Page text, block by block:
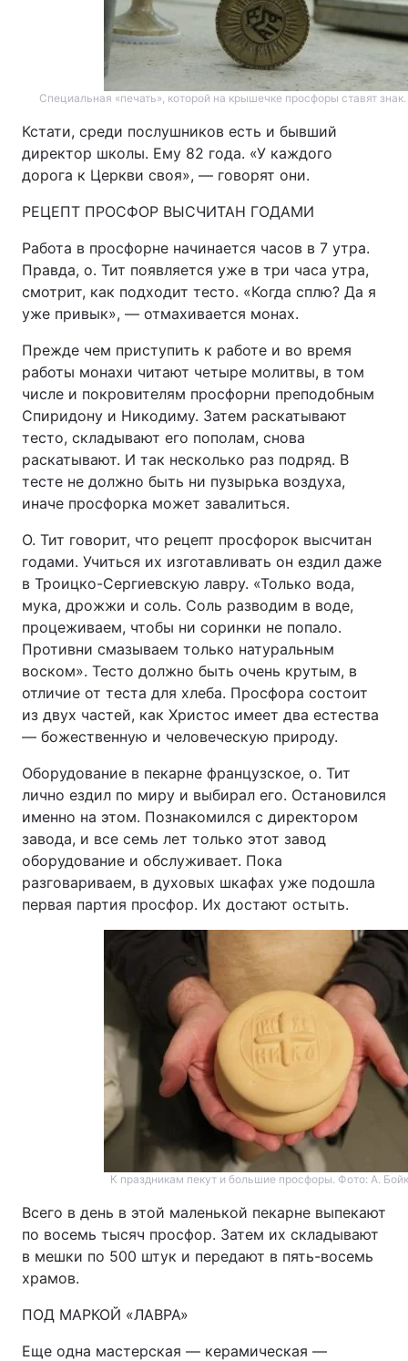
Специальная «печать», которой на крышечке просфоры ставят
Кстати, среди послушников есть и бывший
директор школы. Ему 82 года. «У каждого
дорога к Церкви своя», — говорят они.
РЕЦЕПТ ПРОСФОР ВЫСЧИТАН ГОДАМИ
Работа в просфорне начинается часов в 7 утра.
Правда, о. Тит появляется уже в три часа утра,
смотрит, как подходит тесто. «Когда сплю? Да я
уже привык», — отмахивается монах.
Прежде чем приступить к работе и во время
работы монахи читают четыре молитвы, в том
числе и покровителям просфорни преподобным
Спиридону и Никодиму. Затем раскатывают
тесто, складывают его пополам, снова
раскатывают. И так несколько раз подряд. В
тесте не должно быть ни пузырька воздуха,
иначе просфорка может завалиться.
О. Тит говорит, что рецепт просфорок высчитан
годами. Учиться их изготавливать он ездил даже
в Троицко-Сергиевскую лавру. «Только вода,
мука, дрожжи и соль. Соль разводим в воде,
процеживаем, чтобы ни соринки не попало.
Противни смазываем только натуральным
воском». Тесто должно быть очень крутым, в
отличие от теста для хлеба. Просфора состоит
из двух частей, как Христос имеет два естества
— божественную и человеческую природу.
Оборудование в пекарне французское, о. Тит
лично ездил по миру и выбирал его. Остановился
именно на этом. Познакомился с директором
завода, и все семь лет только этот завод
оборудование и обслуживает. Пока
разговариваем, в духовых шкафах уже подошла
первая партия просфор. Их достают остыть.
К праздникам пекут и большие просфоры. Фото: А.
Всего в день в этой маленькой пекарне выпекают
по восемь тысяч просфор. Затем их складывают
в мешки по 500 штук и передают в пять-восемь
храмов.
ПОД МАРКОЙ «ЛАВРА»
Еще одна мастерская — керамическая —